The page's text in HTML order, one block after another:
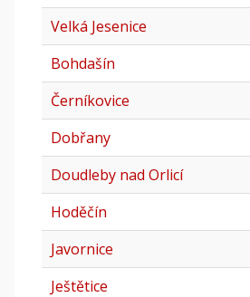
Velká Jesenice
Bohdašín
Černíkovice
Dobřany
Doudleby nad Orlicí
Hoděčín
Javornice
Ještětice